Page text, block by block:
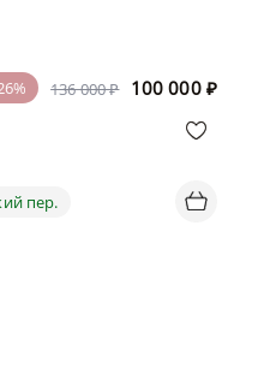
136 000 ₽ 100 000 ₽
пер.